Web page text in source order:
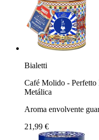
Bialetti
Café Molido -
Metálica
Aroma envolvente
21,99 €